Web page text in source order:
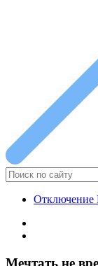
Отключение
Мечтать не